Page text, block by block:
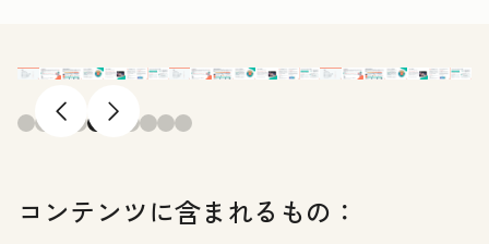
前へ 次へ
コンテンツに含まれるもの：